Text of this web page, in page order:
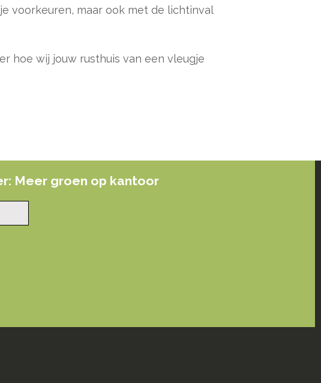
voorkeuren, maar ook met de lichtinval
hoe wij jouw rusthuis van een vleugje
Meer groen op kantoor